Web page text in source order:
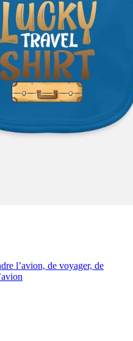
l’avion, de voyager, de